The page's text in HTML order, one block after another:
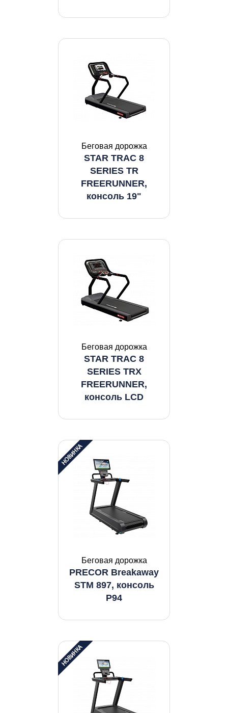
Беговая дорожка
STAR TRAC 8
SERIES TR
FREERUNNER,
консоль 19"
Беговая дорожка
STAR TRAC 8
SERIES TRX
FREERUNNER,
консоль LCD
Беговая дорожка
PRECOR Breakaway
STM 897, консоль
P94